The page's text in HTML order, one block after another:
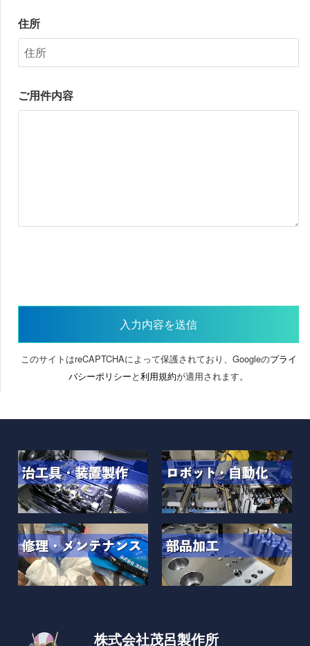
住所
ご用件内容
このサイトはreCAPTCHAによって保護されており、Googleのプライ
バシーポリシーと利用規約が適用されます。
株式会社茂呂製作所